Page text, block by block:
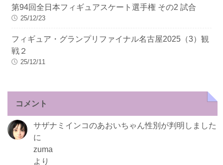
第94回全日本フィギュアスケート選手権 その2 試合
25/12/23
フィギュア・グランプリファイナル名古屋2025（3）観
戦２
25/12/11
コメント
サザナミインコのあおいちゃん性別が判明しました
に
zuma
より